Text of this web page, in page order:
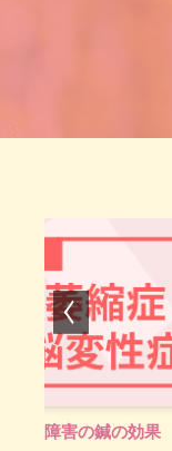
難聴】症状と鍼灸治療